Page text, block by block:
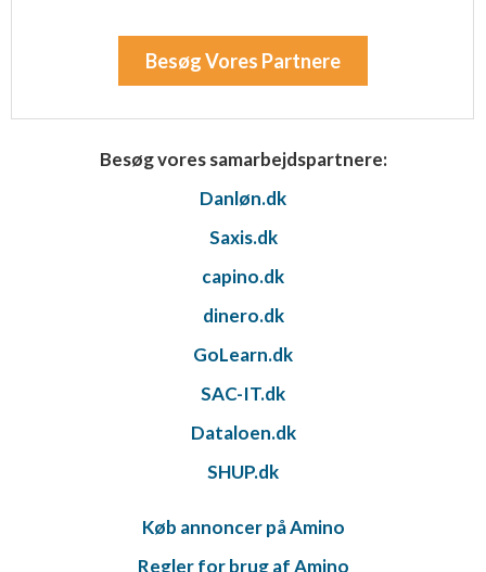
Besøg Vores Partnere
Besøg vores samarbejdspartnere:
Danløn.dk
Saxis.dk
capino.dk
dinero.dk
GoLearn.dk
SAC-IT.dk
Dataloen.dk
SHUP.dk
Køb annoncer på Amino
Regler for brug af Amino